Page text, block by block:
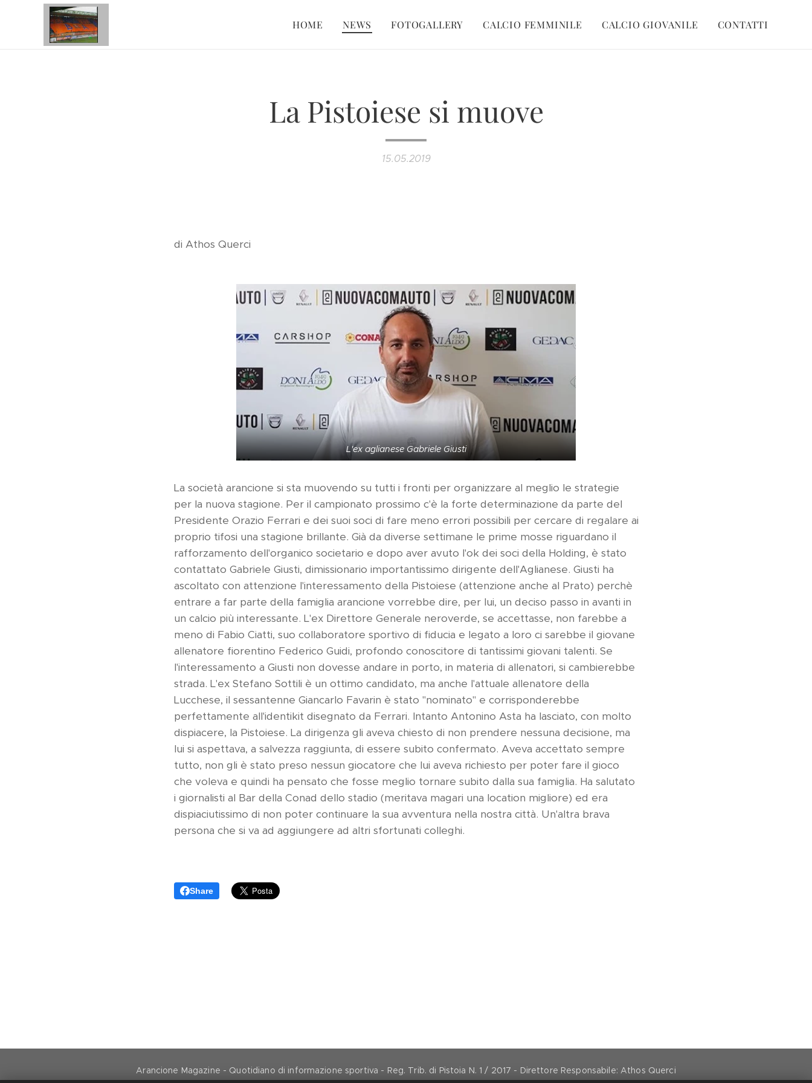
HOME NEWS FOTOGALLERY CALCIO FEMMINILE CALCIO GIOVANILE CONTATTI
La Pistoiese si muove
15.05.2019
di Athos Querci
L'ex aglianese Gabriele Giusti
La società arancione si sta muovendo su tutti i fronti per organizzare al meglio le strategie
per la nuova stagione. Per il campionato prossimo c'è la forte determinazione da parte del
Presidente Orazio Ferrari e dei suoi soci di fare meno errori possibili per cercare di regalare ai
proprio tifosi una stagione brillante. Già da diverse settimane le prime mosse riguardano il
rafforzamento dell'organico societario e dopo aver avuto l'ok dei soci della Holding, è stato
contattato Gabriele Giusti, dimissionario importantissimo dirigente dell'Aglianese. Giusti ha
ascoltato con attenzione l'interessamento della Pistoiese (attenzione anche al Prato) perchè
entrare a far parte della famiglia arancione vorrebbe dire, per lui, un deciso passo in avanti in
un calcio più interessante. L'ex Direttore Generale neroverde, se accettasse, non farebbe a
meno di Fabio Ciatti, suo collaboratore sportivo di fiducia e legato a loro ci sarebbe il giovane
allenatore fiorentino Federico Guidi, profondo conoscitore di tantissimi giovani talenti. Se
l'interessamento a Giusti non dovesse andare in porto, in materia di allenatori, si cambierebbe
strada. L'ex Stefano Sottili è un ottimo candidato, ma anche l'attuale allenatore della
Lucchese, il sessantenne Giancarlo Favarin è stato "nominato" e corrisponderebbe
perfettamente all'identikit disegnato da Ferrari. Intanto Antonino Asta ha lasciato, con molto
dispiacere, la Pistoiese. La dirigenza gli aveva chiesto di non prendere nessuna decisione, ma
lui si aspettava, a salvezza raggiunta, di essere subito confermato. Aveva accettato sempre
tutto, non gli è stato preso nessun giocatore che lui aveva richiesto per poter fare il gioco
che voleva e quindi ha pensato che fosse meglio tornare subito dalla sua famiglia. Ha salutato
i giornalisti al Bar della Conad dello stadio (meritava magari una location migliore) ed era
dispiaciutissimo di non poter continuare la sua avventura nella nostra città. Un'altra brava
persona che si va ad aggiungere ad altri sfortunati colleghi.
Share
Arancione Magazine - Quotidiano di informazione sportiva - Reg. Trib. di Pistoia N. 1 / 2017 - Direttore Responsabile: Athos Querci